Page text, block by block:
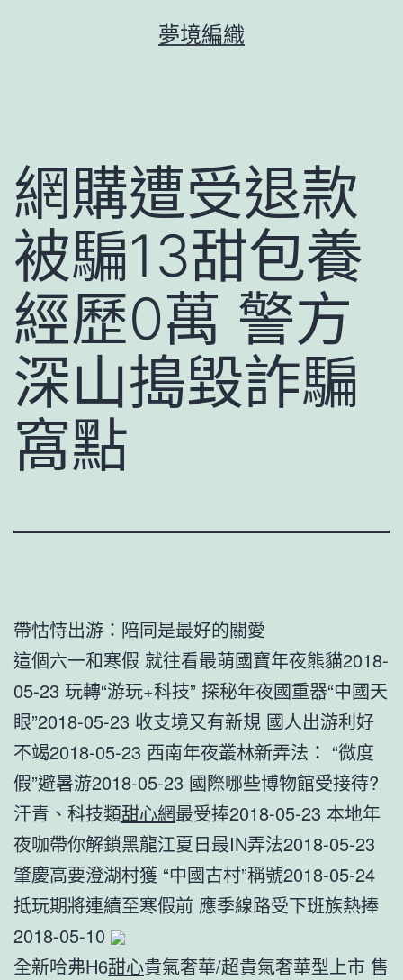
夢境編織
網購遭受退款
被騙13甜包養
經歷0萬 警方
深山搗毀詐騙
窩點
帶怙恃出游：陪同是最好的關愛
這個六一和寒假 就往看最萌國寶年夜熊貓2018-
05-23 玩轉“游玩+科技” 探秘年夜國重器“中國天
眼”2018-05-23 收支境又有新規 國人出游利好
不竭2018-05-23 西南年夜叢林新弄法： “微度
假”避暑游2018-05-23 國際哪些博物館受接待?
汗青、科技類甜心網最受捧2018-05-23 本地年
夜咖帶你解鎖黑龍江夏日最IN弄法2018-05-23
肇慶高要澄湖村獲 “中國古村”稱號2018-05-24
抵玩期將連續至寒假前 應季線路受下班族熱捧
2018-05-10
全新哈弗H6甜心貴氣奢華/超貴氣奢華型上市 售